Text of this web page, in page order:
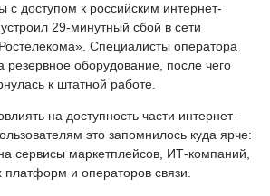
доступом к российским интернет-
29-минутный сбой в сети
Специалисты оператора
резервное оборудование, после чего
к штатной работе.
на доступность части интернет-
это запомнилось куда ярче:
сервисы маркетплейсов, ИТ-компаний,
платформ и операторов связи.